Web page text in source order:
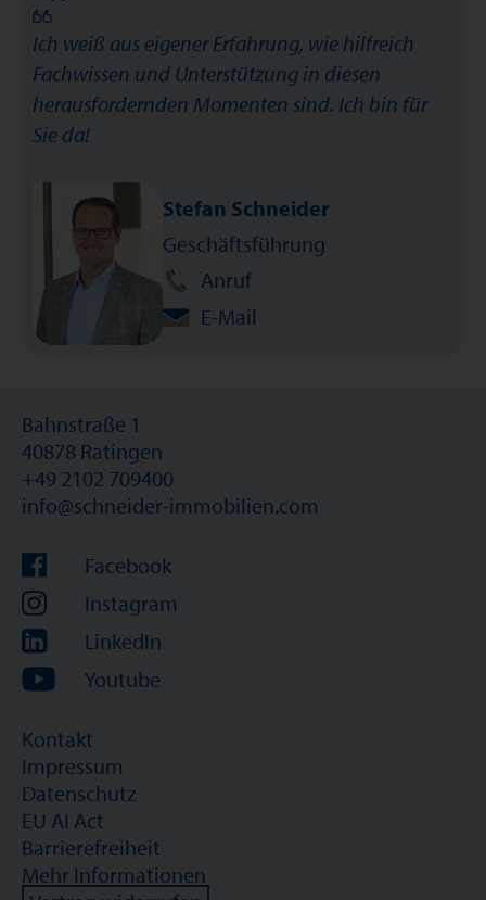
Ich weiß aus eigener Erfahrung, wie hilfreich
Fachwissen und Unterstützung in diesen
herausfordernden Momenten sind. Ich bin für
Sie da!
Stefan Schneider
Geschäftsführung
Anruf
E-Mail
Bahnstraße 1
40878 Ratingen
+49 2102 709400
info@schneider-immobilien.com
Facebook
Instagram
LinkedIn
Youtube
Kontakt
Impressum
Datenschutz
EU AI Act
Barrierefreiheit
Mehr Informationen